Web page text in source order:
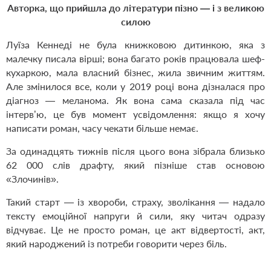
Авторка, що прийшла до літератури пізно — і з великою
силою
Луїза Кеннеді не була книжковою дитинкою, яка з
малечку писала вірші; вона багато років працювала шеф-
кухаркою, мала власний бізнес, жила звичним життям.
Але змінилося все, коли у 2019 році вона дізналася про
діагноз — меланома. Як вона сама сказала під час
інтерв’ю, це був момент усвідомлення: якщо я хочу
написати роман, часу чекати більше немає.
За одинадцять тижнів після цього вона зібрала близько
62 000 слів драфту, який пізніше став основою
«Злочинів».
Такий старт — із хвороби, страху, зволікання — надало
тексту емоційної напруги й сили, яку читач одразу
відчуває. Це не просто роман, це акт відвертості, акт,
який народжений із потреби говорити через біль.